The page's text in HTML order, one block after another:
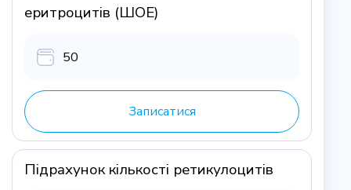
еритроцитів (ШОЕ)
50
Записатися
Підрахунок кількості ретикулоцитів